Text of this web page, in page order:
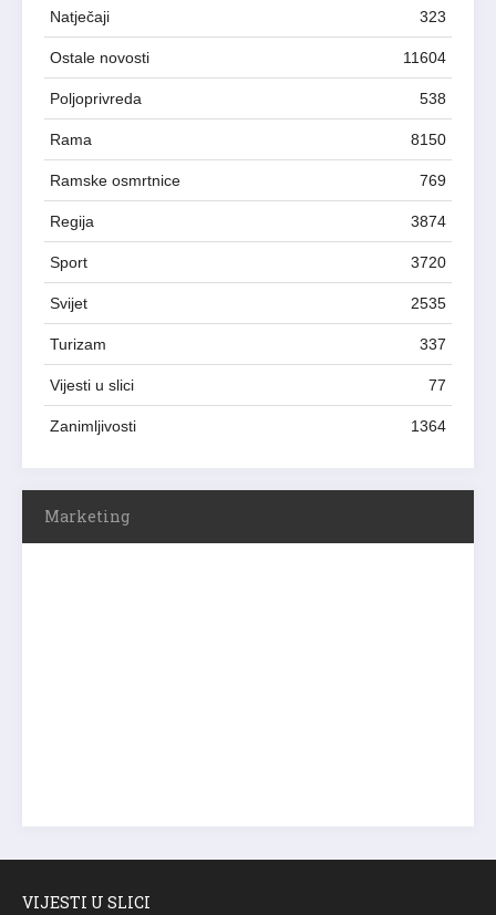
Natječaji 323
Ostale novosti 11604
Poljoprivreda 538
Rama 8150
Ramske osmrtnice 769
Regija 3874
Sport 3720
Svijet 2535
Turizam 337
Vijesti u slici 77
Zanimljivosti 1364
Marketing
VIJESTI U SLICI